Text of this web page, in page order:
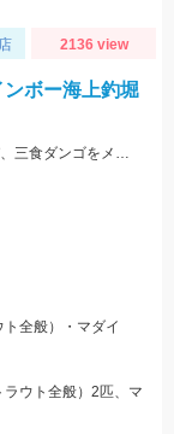
2136 view
ボー海上釣堀
エサは、これこれスーパーカラス、冷凍ボケ、甘えび、三食ダンゴをメインで使用。タナが浅く3ｍ～5ｍで良く当たりました。
全般）・マダイ
ウト全般）2匹、マ